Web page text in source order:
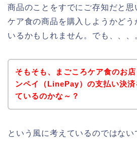
商品のことをすでにご存知だと思
ケア食の商品を購入しようかどう
いるかもしれません。でも、、、
そもそも、まごころケア食のお店
ンペイ（LinePay）の支払い決済
ているのかな～？
という風に考えているのではない